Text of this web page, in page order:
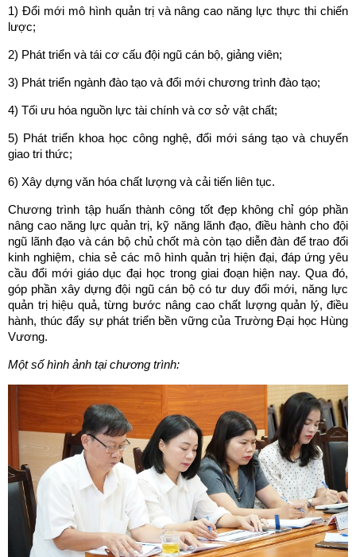
1) Đổi mới mô hình quản trị và nâng cao năng lực thực thi chiến
lược;
2) Phát triển và tái cơ cấu đội ngũ cán bộ, giảng viên;
3) Phát triển ngành đào tạo và đổi mới chương trình đào tạo;
4) Tối ưu hóa nguồn lực tài chính và cơ sở vật chất;
5) Phát triển khoa học công nghệ, đổi mới sáng tạo và chuyển
giao tri thức;
6) Xây dựng văn hóa chất lượng và cải tiến liên tục.
Chương trình tập huấn thành công tốt đẹp không chỉ góp phần
nâng cao năng lực quản trị, kỹ năng lãnh đạo, điều hành cho đội
ngũ lãnh đạo và cán bộ chủ chốt mà còn tạo diễn đàn để trao đổi
kinh nghiệm, chia sẻ các mô hình quản trị hiện đại, đáp ứng yêu
cầu đổi mới giáo dục đại học trong giai đoạn hiện nay. Qua đó,
góp phần xây dựng đội ngũ cán bộ có tư duy đổi mới, năng lực
quản trị hiệu quả, từng bước nâng cao chất lượng quản lý, điều
hành, thúc đẩy sự phát triển bền vững của Trường Đại học Hùng
Vương.
Một số hình ảnh tại chương trình: